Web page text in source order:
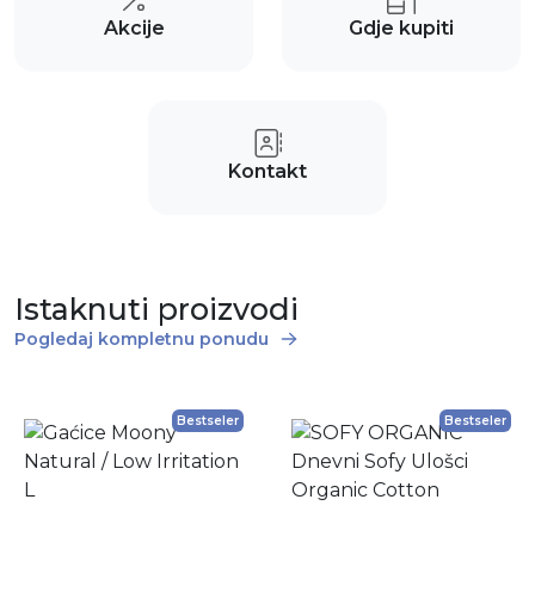
Akcije Gdje kupiti
Kontakt
Istaknuti proizvodi
Pogledaj kompletnu ponudu
Bestseler Bestseler